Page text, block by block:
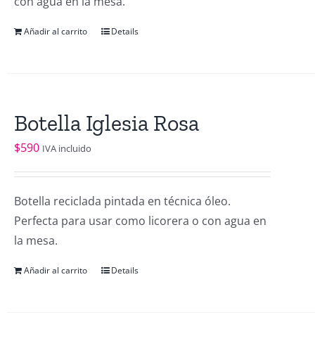
Añadir al carrito Details
Botella Iglesia Rosa
$590 IVA incluido
Botella reciclada pintada en técnica óleo.
Perfecta para usar como licorera o con agua en
la mesa.
Añadir al carrito Details